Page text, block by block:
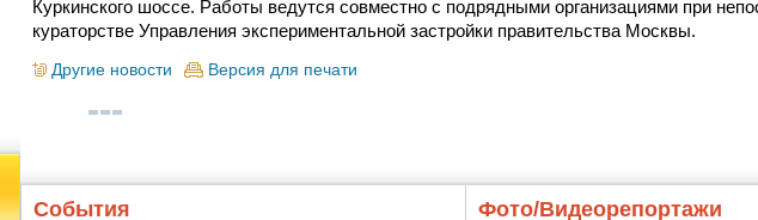
Куркинского шоссе. Работы ведутся совместно с подрядными организациями при
кураторстве Управления экспериментальной застройки правительства Москвы.
Другие новости Версия для печати
События Фото/Видеорепортажи